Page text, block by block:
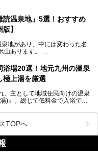
スタンプラリーでしょう。
読温泉地」5選！おすすめ
】
地があり、中には変わった名
山あります。
温泉地」を、地域ごとにクイズ
回)である今回は、九州地方の
ました。
ンジしてみて下さいね！
浴場20選！地元九州の温泉
極上湯を厳選
、主として地域住民向けの温泉
)』。総じて低料金で入浴で
にありますが、特に九州地方は
、質・量ともに大変充実。九州
して過言では無いでしょう。
イターである筆者が過去入浴
泉質の良さにこだわって九州の
TOPへ